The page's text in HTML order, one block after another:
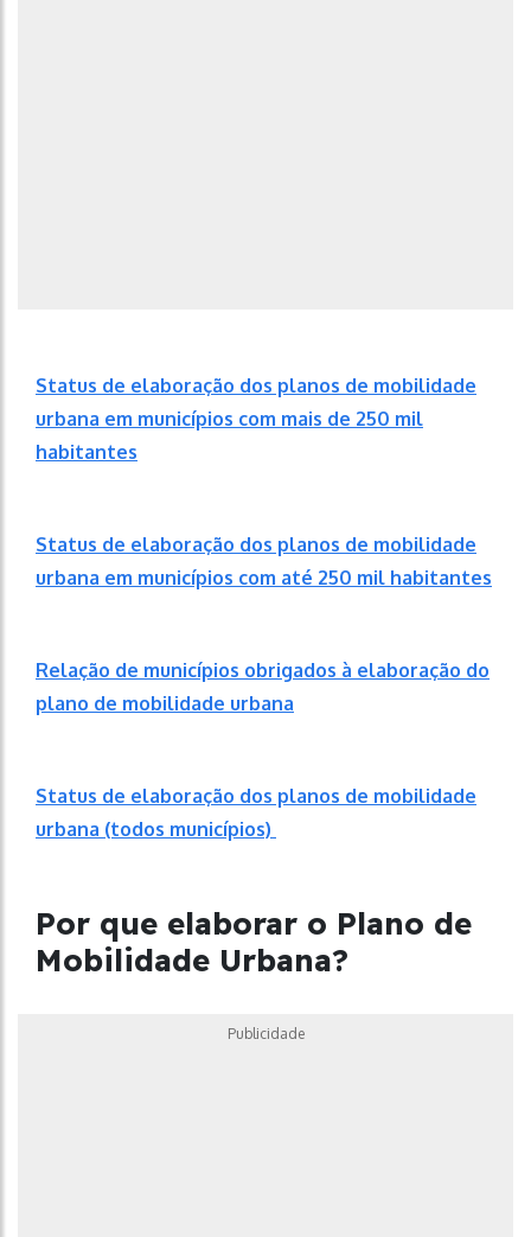
Status de elaboração dos planos de mobilidade
urbana em municípios com mais de 250 mil
habitantes
Status de elaboração dos planos de mobilidade
urbana em municípios com até 250 mil habitantes
Relação de municípios obrigados à elaboração do
plano de mobilidade urbana
Status de elaboração dos planos de mobilidade
urbana (todos municípios)
Por que elaborar o Plano de
Mobilidade Urbana?
Publicidade